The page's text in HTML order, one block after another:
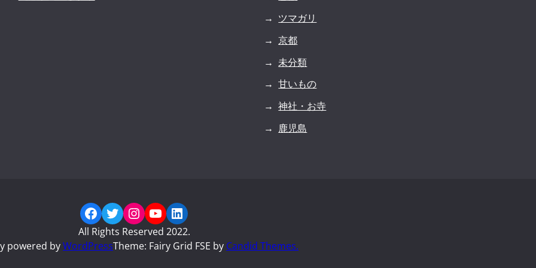
ツマガリ
京都
未分類
甘いもの
神社・お寺
鹿児島
Facebook
Twitter
Instagram
YouTube
LinkedIn
All Rights Reserved 2022.
powered byWordPressTheme: Fairy Grid FSE by Candid Themes.